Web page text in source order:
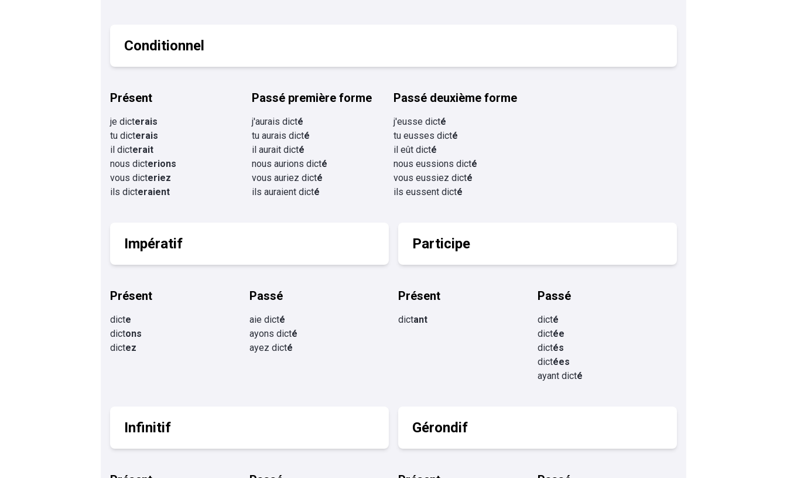
Conditionnel
Présent
je dicterais
tu dicterais
il dicterait
nous dicterions
vous dicteriez
ils dicteraient
Passé première forme
j'aurais dicté
tu aurais dicté
il aurait dicté
nous aurions dicté
vous auriez dicté
ils auraient dicté
Passé deuxième forme
j'eusse dicté
tu eusses dicté
il eût dicté
nous eussions dicté
vous eussiez dicté
ils eussent dicté
Impératif
Présent
dicte
dictons
dictez
Passé
aie dicté
ayons dicté
ayez dicté
Participe
Présent
dictant
Passé
dicté
dictée
dictés
dictées
ayant dicté
Infinitif Gérondif